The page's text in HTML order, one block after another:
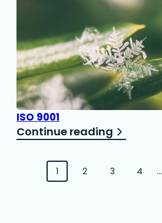
ISO 9001
Continue reading
1 2 3 4 …